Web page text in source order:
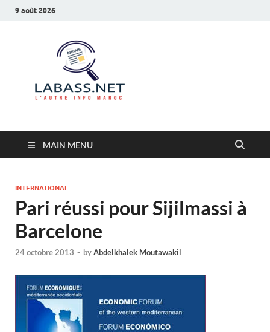
9 août 2026
MAIN MENU
INTERNATIONAL
Pari réussi pour Sijilmassi à
Barcelone
24 octobre 2013 - byAbdelkhalek Moutawakil